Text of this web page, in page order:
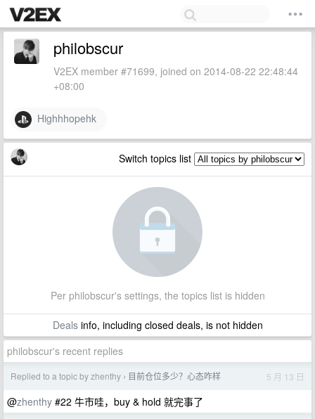
philobscur
V2EX member #71699, joined on 2014-08-22 22:48:44
+08:00
Highhhopehk
Switch topics list
Per philobscur's settings, the topics list is hidden
Dealsinfo, including closed deals, is not hidden
philobscur's recent replies
Replied to a topic by zhenthy › 目前仓位多少？心态咋样 5 月 13 日
@zhenthy #22 牛市哇，buy & hold 就完事了